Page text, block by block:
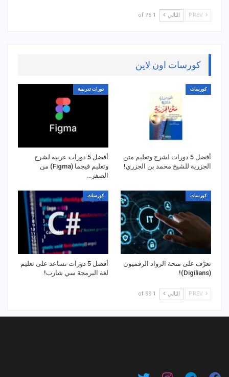
التالي 1 of 75
كورسات اون لاين
كورسات
أفضل 5 دورات لشرح وتعليم متن
الجزرية للشيخ محمد بن الجزري!
دورات تدريبية
أفضل 5 دورات عربية لشرح
وتعليم فيجما (Figma) من
الصفر…
كورسات
تعرَّف على منحة الرواد الرقميون
(Digilians)!
كورسات
أفضل 5 دورات تساعد على تعليم
لغة البرمجة سي شارب!
التالي 1 of 99